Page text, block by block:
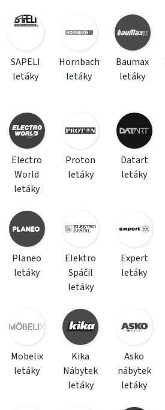
SAPELI
letáky
Hornbach
letáky
Baumax
letáky
Electro
World
letáky
Proton
letáky
Datart
letáky
Planeo
letáky
Elektro
Spáčil
letáky
Expert
letáky
Mobelix
letáky
Kika
Nábytek
letáky
Asko
nábytek
letáky